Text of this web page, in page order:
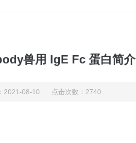
兽用 IgE Fc 蛋白简介
2021-08-10 点击次数：2740